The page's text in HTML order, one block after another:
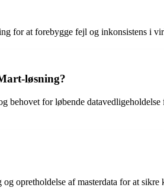
for at forebygge fejl og inkonsistens i
løsning?
behovet for løbende
opretholdelse af masterdata for at sikre